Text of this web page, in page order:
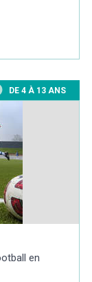
DE 4 À 13 ANS
en